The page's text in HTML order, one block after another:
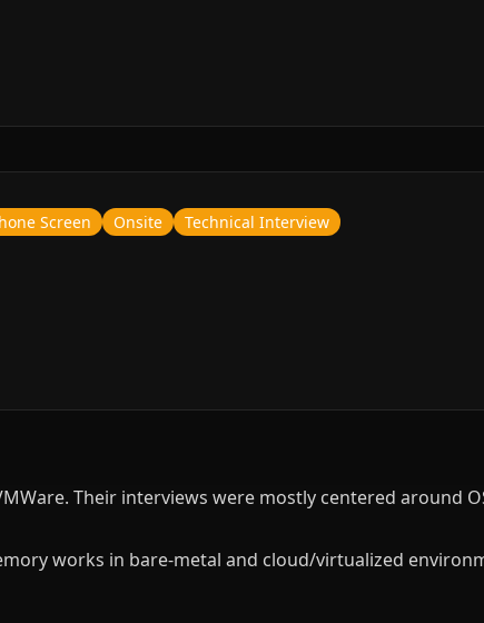
Screen Onsite Technical Interview
Their interviews were mostly centered around
works in bare-metal and cloud/virtualized